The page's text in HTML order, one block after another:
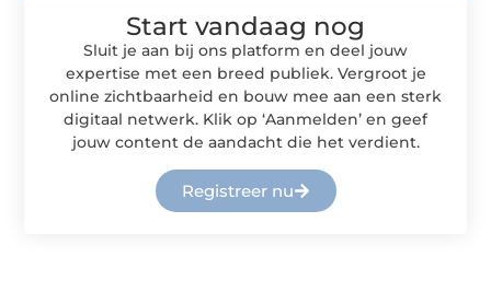
Start vandaag nog
Sluit je aan bij ons platform en deel jouw
expertise met een breed publiek. Vergroot je
online zichtbaarheid en bouw mee aan een sterk
digitaal netwerk. Klik op ‘Aanmelden’ en geef
jouw content de aandacht die het verdient.
Registreer nu